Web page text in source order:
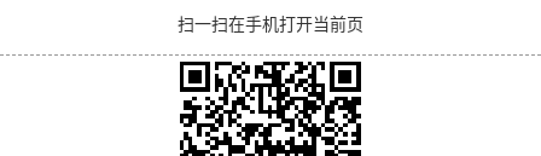
扫一扫在手机打开当前页